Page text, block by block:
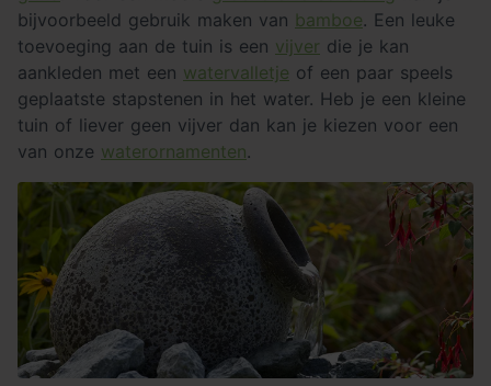
bijvoorbeeld gebruik maken van bamboe. Een leuke
toevoeging aan de tuin is een vijver die je kan
aankleden met een watervalletje of een paar speels
geplaatste stapstenen in het water. Heb je een kleine
tuin of liever geen vijver dan kan je kiezen voor een
van onze waterornamenten.